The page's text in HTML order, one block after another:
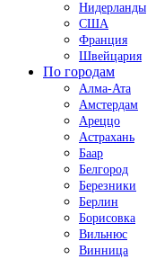
Нидерланды
США
Франция
Швейцария
По городам
Алма-Ата
Амстердам
Ареццо
Астрахань
Баар
Белгород
Березники
Берлин
Борисовка
Вильнюс
Винница